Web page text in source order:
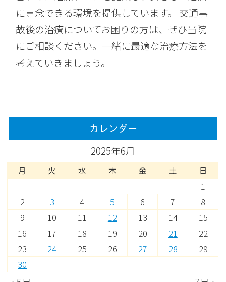
に専念できる環境を提供しています。 交通事
故後の治療についてお困りの方は、ぜひ当院
にご相談ください。一緒に最適な治療方法を
考えていきましょう。
カレンダー
2025年6月
月 火 水 木 金 土 日
1
2
3 4 5 6 7
8
9
10 11 12 13 14
15
16
17 18 19 20 21
22
23
24 25 26 27 28
29
30